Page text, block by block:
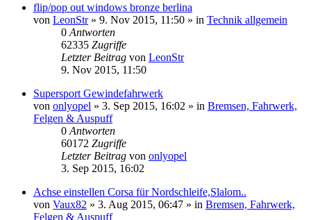
flip/pop out windows bronze berlina
von LeonStr» 9. Nov 2015, 11:50 » in Technik allgemein
0 Antworten
62335 Zugriffe
Letzter Beitrag von LeonStr
9. Nov 2015, 11:50
Supersport Gewindefahrwerk
von onlyopel » 3. Sep 2015, 16:02 » in Bremsen, Fahrwerk,
Felgen & Auspuff
0 Antworten
60172 Zugriffe
Letzter Beitrag von onlyopel
3. Sep 2015, 16:02
Achse einstellen Corsa für Nordschleife,Slalom..
von Vaux82 » 3. Aug 2015, 06:47 » in Bremsen, Fahrwerk,
Felgen & Auspuff